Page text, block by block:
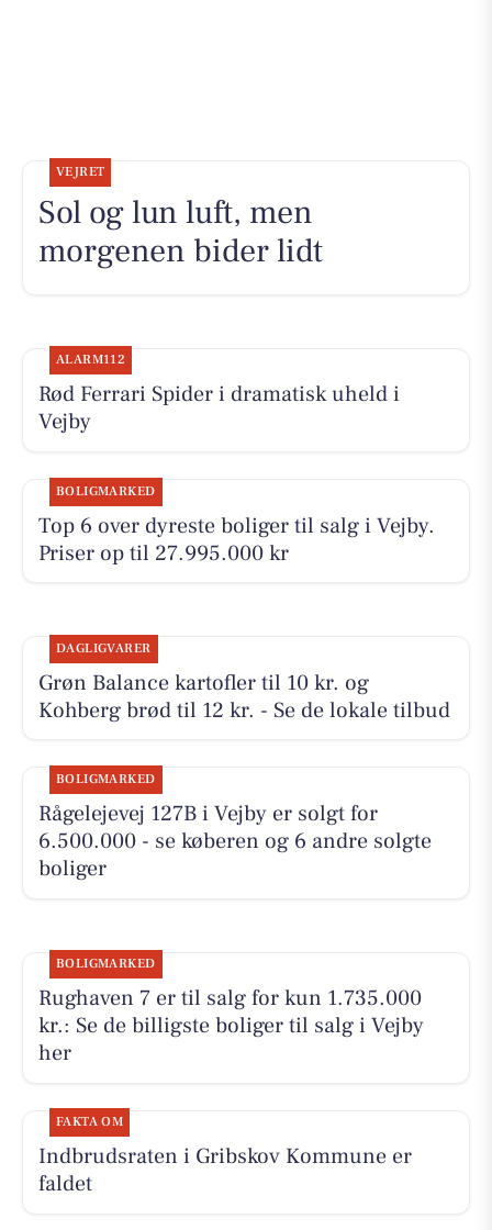
VEJRET
Sol og lun luft, men
morgenen bider lidt
ALARM112
Rød Ferrari Spider i dramatisk uheld i
Vejby
BOLIGMARKED
Top 6 over dyreste boliger til salg i Vejby.
Priser op til 27.995.000 kr
DAGLIGVARER
Grøn Balance kartofler til 10 kr. og
Kohberg brød til 12 kr. - Se de lokale tilbud
BOLIGMARKED
Rågelejevej 127B i Vejby er solgt for
6.500.000 - se køberen og 6 andre solgte
boliger
BOLIGMARKED
Rughaven 7 er til salg for kun 1.735.000
kr.: Se de billigste boliger til salg i Vejby
her
FAKTA OM
Indbrudsraten i Gribskov Kommune er
faldet